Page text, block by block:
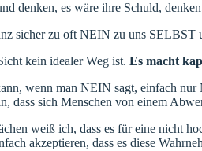
denken, es wäre ihre Schuld,
sicher zu oft NEIN zu uns
kein idealer Weg ist. Es macht
wenn man NEIN sagt, einfach
sich Menschen von einem
weiß ich, dass es für eine nicht
akzeptieren, dass es diese